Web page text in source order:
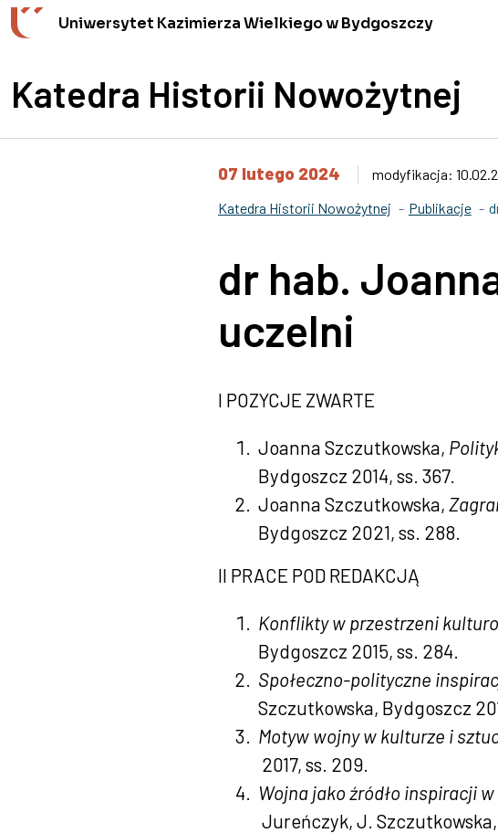
Przejdź do wyszukiwarki
Przejdź do treści
Przejdź do stopki - Kontakt
Uniwersytet Kazimierza Wielkiego w Bydgoszczy
Katedra Historii Nowożytnej
07 lutego 2024
modyfikacja:
Katedra Historii Nowożytnej
Publikacje
dr hab.
uczelni
I POZYCJE ZWARTE
Joanna Szczutkowska,
Bydgoszcz 2014, ss. 367.
Joanna Szczutkowska,
Bydgoszcz 2021, ss. 288.
II PRACE POD REDAKCJĄ
Konflikty w przestrzeni
Bydgoszcz 2015, ss. 284.
Społeczno-polityczne
Szczutkowska, Bydgoszcz
Motyw wojny w kulturze i
2017, ss. 209.
Wojna jako źródło inspiracji
Jureńczyk, J. Szczutkowska,